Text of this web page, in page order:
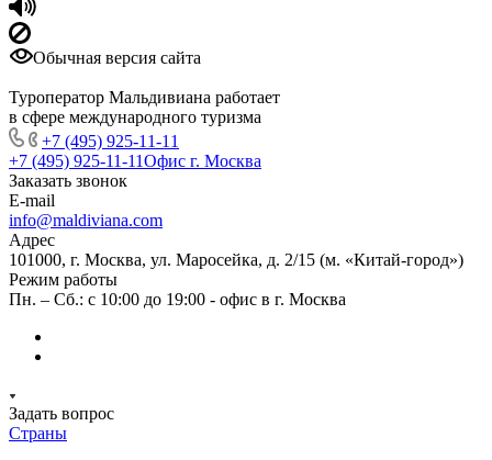
Обычная версия сайта
Туроператор Мальдивиана работает
в сфере международного туризма
+7 (495) 925-11-11
+7 (495) 925-11-11Офис г. Москва
Заказать звонок
E-mail
info@maldiviana.com
Адрес
101000, г. Москва, ул. Маросейка, д. 2/15 (м. «Китай-город»)
Режим работы
Пн. – Сб.: с 10:00 до 19:00 - офис в г. Москва
Задать вопрос
Страны